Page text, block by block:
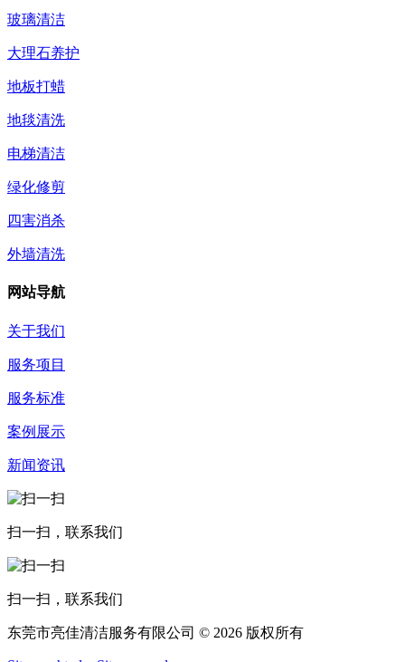
玻璃清洁
大理石养护
地板打蜡
地毯清洗
电梯清洁
绿化修剪
四害消杀
外墙清洗
网站导航
关于我们
服务项目
服务标准
案例展示
新闻资讯
扫一扫，联系我们
扫一扫，联系我们
东莞市亮佳清洁服务有限公司 © 2026 版权所有